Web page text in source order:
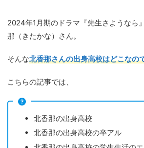
2024年1月期のドラマ『先生さようなら
那（きたかな）さん。
そんな北香那さんの出身高校はどこなの
こちらの記事では、
北香那の出身高校
北香那の出身高校の卒アル